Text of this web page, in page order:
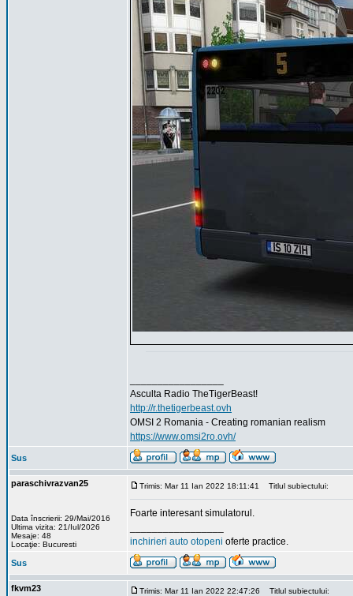
Asculta Radio TheTigerBeast!
http://r.thetigerbeast.ovh
OMSI 2 Romania - Creating romanian realism
https://www.omsi2ro.ovh/
Sus
paraschivrazvan25
Data înscrierii: 29/Mai/2016
Ultima vizita: 21/Iul/2026
Mesaje: 48
Locaţie: Bucuresti
Trimis: Mar 11 Ian 2022 18:11:41 Titlul subiectului:
Foarte interesant simulatorul.
inchirieri auto otopeni oferte practice.
Sus
fkvm23 Trimis: Mar 11 Ian 2022 22:47:26 Titlul subiectului: